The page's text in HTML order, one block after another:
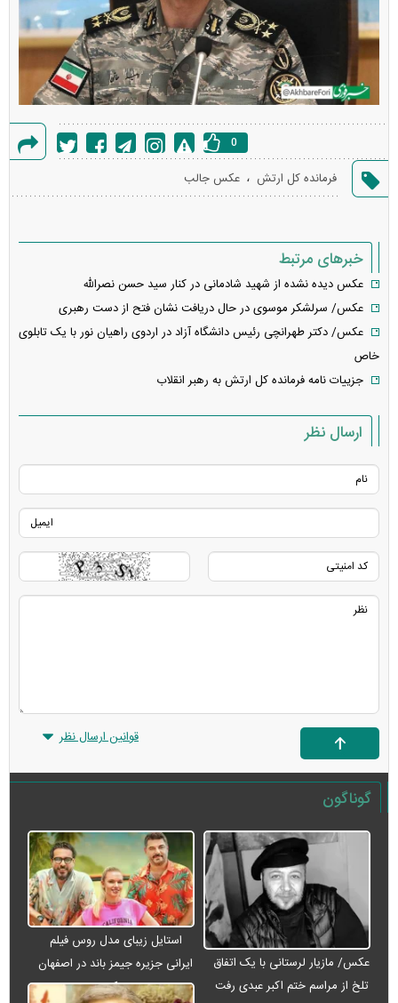
خطا
0
فرمانده کل ارتش ، عکس جالب
خبرهای مرتبط
عکس دیده نشده از شهید شادمانی در کنار سید حسن نصرالله
عکس/ سرلشکر موسوی در حال دریافت نشان فتح از دست رهبری
عکس/ دکتر طهرانچی رئیس دانشگاه آزاد در اردوی راهیان نور با یک تابلوی
خاص
جزییات نامه فرمانده کل ارتش به رهبر انقلاب
ارسال نظر
قوانین ارسال نظر
گوناگون
عکس/ مازیار لرستانی با یک اتفاق
تلخ از مراسم ختم اکبر عبدی رفت
استایل زیبای مدل روس فیلم
ایرانی جزیره جیمز باند در اصفهان
+ عکس